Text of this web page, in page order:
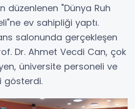
düzenlenen "Dünya Ruh
ev sahipliği yaptı.
salonunda gerçekleşen
Dr. Ahmet Vecdi Can, çok
üniversite personeli ve
gösterdi.